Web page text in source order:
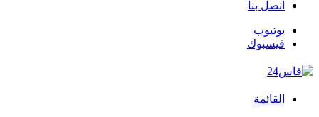
اتصل بنا
يوتيوب
فيسبوك
القائمة